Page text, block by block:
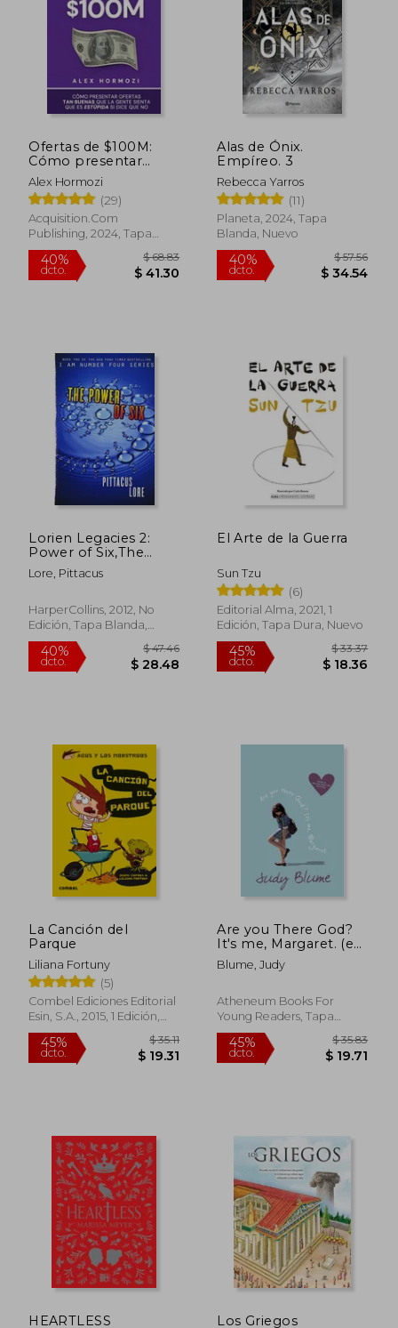
35%
dcto.
Ofertas de $100M:
Cómo presentar
ofertas tan buenas
que la gente sienta
que es estúpida si dice
que no
Alex Hormozi
(29)
Acquisition.Com
Publishing, 2024, Tapa
Blanda, Nuevo
40%
dcto. $ 41.30
Alas de Ónix.
Empíreo. 3
Rebecca Yarros
(11)
Planeta, 2024, Tapa
Blanda, Nuevo
40%
dcto. $
Lorien Legacies 2:
Power of Six,The
**New Edition** (en
Inglés)
Lore, Pittacus
HarperCollins, 2012, No
Edición, Tapa Blanda,
Nuevo
El Arte de la Guerra
Sun Tzu
(6)
Editorial Alma, 2021, 1
Edición, Tapa Dura, Nuevo
La Canción del
Parque
Liliana Fortuny
(5)
Combel Ediciones Editorial
Esin, S.A., 2015, 1 Edición,
Tapa Blanda, Nuevo
Are you There God?
It's me, Margaret. (en
Inglés)
Blume, Judy
Atheneum Books For
Young Readers, Tapa
Blanda, Nuevo
HEARTLESS Los Griegos